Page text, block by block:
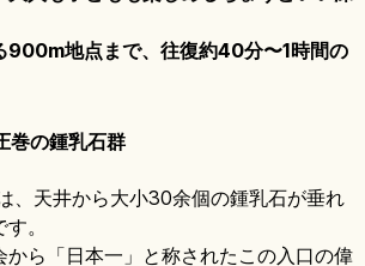
900m地点まで、往復約40分〜1時間の
巻の鍾乳石群
、天井から大小30余個の鍾乳石が垂れ
。
から「日本一」と称されたこの入口の偉